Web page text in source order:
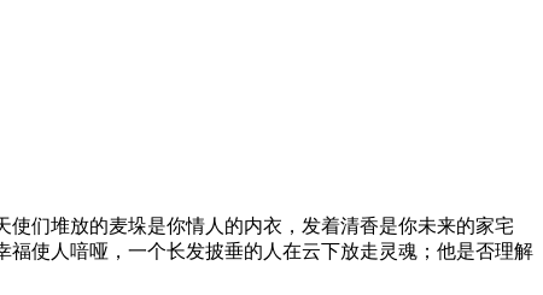
们堆放的麦垛是你情人的内衣，发着清香是你未来的家宅
使人喑哑，一个长发披垂的人在云下放走灵魂；他是否理解